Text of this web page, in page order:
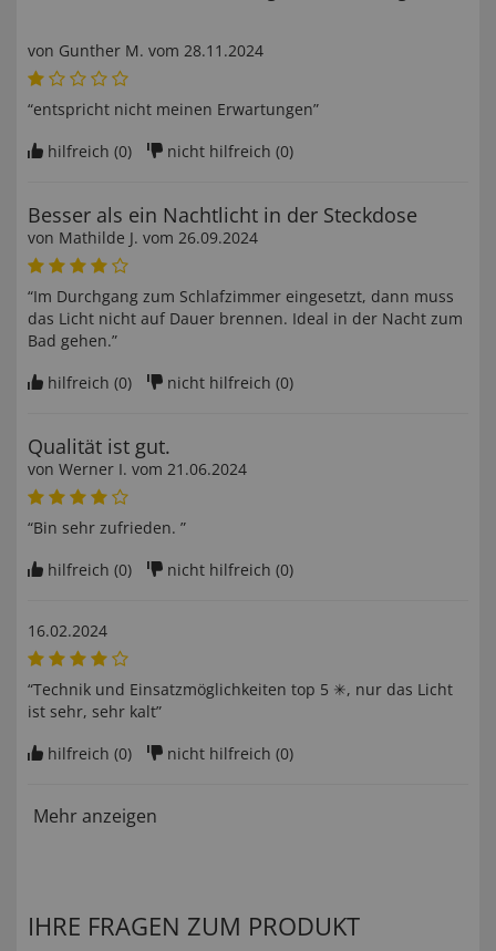
von Gunther M. vom 28.11.2024
“entspricht nicht meinen Erwartungen”
hilfreich (0) nicht hilfreich (0)
Besser als ein Nachtlicht in der Steckdose
von Mathilde J. vom 26.09.2024
“Im Durchgang zum Schlafzimmer eingesetzt, dann muss
das Licht nicht auf Dauer brennen. Ideal in der Nacht zum
Bad gehen.”
hilfreich (0) nicht hilfreich (0)
Qualität ist gut.
von Werner I. vom 21.06.2024
“Bin sehr zufrieden. ”
hilfreich (0) nicht hilfreich (0)
16.02.2024
“Technik und Einsatzmöglichkeiten top 5 ✳, nur das Licht
ist sehr, sehr kalt”
hilfreich (0) nicht hilfreich (0)
Mehr anzeigen
IHRE FRAGEN ZUM PRODUKT